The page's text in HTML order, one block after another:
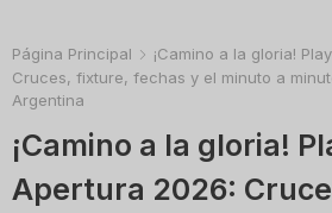
Página Principal
¡Camino a la gloria!
Cruces, fixture, fechas y el minuto a
Argentina
¡Camino a la gloria!
Apertura 2026: